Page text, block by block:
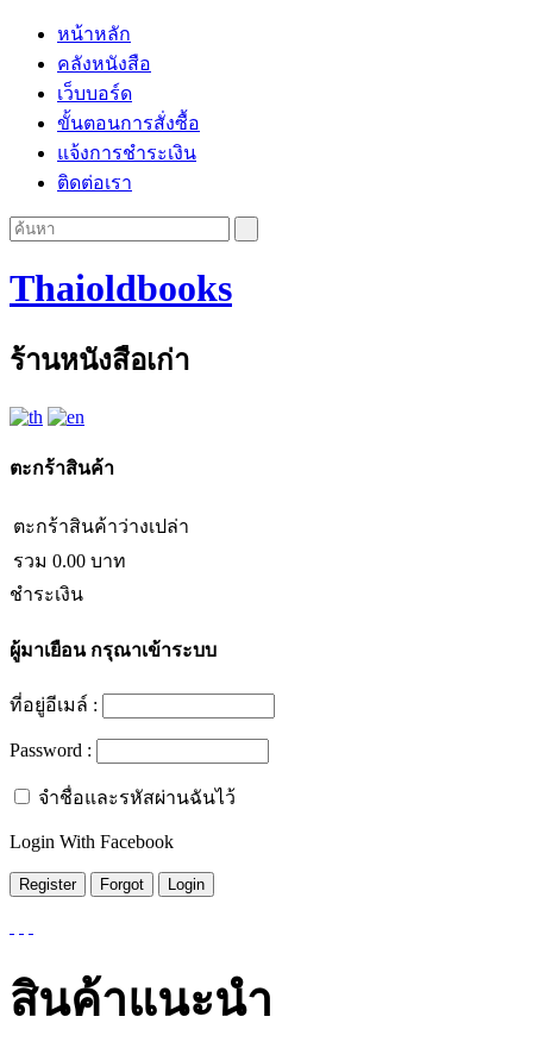
หน้าหลัก
คลังหนังสือ
เว็บบอร์ด
ขั้นตอนการสั่งซื้อ
แจ้งการชำระเงิน
ติดต่อเรา
Thaioldbooks
ร้านหนังสือเก่า
ตะกร้าสินค้า
ตะกร้าสินค้าว่างเปล่า
รวม 0.00 บาท
ชำระเงิน
ผู้มาเยือนกรุณาเข้าระบบ
ที่อยู่อีเมล์ :
Password :
จำชื่อและรหัสผ่านฉันไว้
Login With Facebook
สินค้าแนะนำ